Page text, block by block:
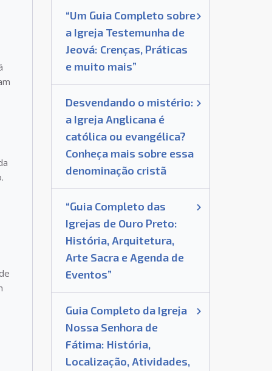
“Um Guia Completo sobre
a Igreja Testemunha de
Jeová: Crenças, Práticas
e muito mais”
Desvendando o mistério:
a Igreja Anglicana é
católica ou evangélica?
Conheça mais sobre essa
denominação cristã
“Guia Completo das
Igrejas de Ouro Preto:
História, Arquitetura,
Arte Sacra e Agenda de
Eventos”
Guia Completo da Igreja
Nossa Senhora de
Fátima: História,
Localização, Atividades,